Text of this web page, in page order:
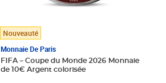
Nouveauté
Monnaie De Paris
FIFA – Coupe du Monde 2026 Monnaie
de 10€ Argent colorisée